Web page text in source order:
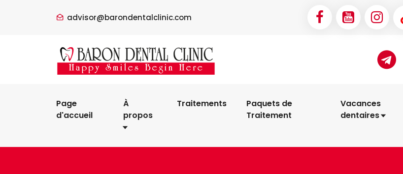
advisor@barondentalclinic.com
Page
d'accueil
À
propos
Traitements
Paquets de
Traitement
Vacances
dentaires